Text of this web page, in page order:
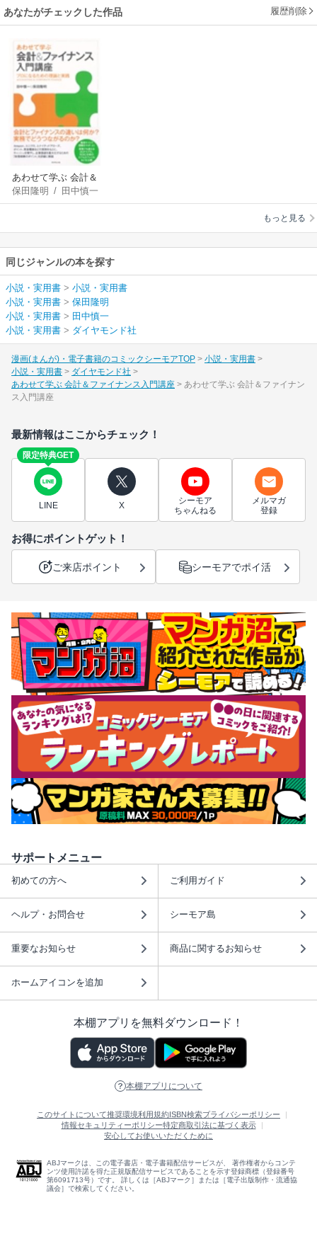
あなたがチェックした作品 履歴削除
あわせて学ぶ 会計＆
ファイナンス入門講
座
保田隆明 / 田中慎一
もっと見る
同じジャンルの本を探す
小説・実用書 > 小説・実用書
小説・実用書 > 保田隆明
小説・実用書 > 田中慎一
小説・実用書 > ダイヤモンド社
漫画(まんが)・電子書籍のコミックシーモアTOP
小説・実用書
小説・実用書
ダイヤモンド社
あわせて学ぶ 会計＆ファイナンス入門講座
あわせて学ぶ 会計＆ファイナン
ス入門講座
最新情報はここからチェック！
限定特典GET
LINE X
シーモア
ちゃんねる
メルマガ
登録
お得にポイントゲット！
ご来店ポイント シーモアでポイ活
サポートメニュー
初めての方へ ご利用ガイド
ヘルプ・お問合せ シーモア島
重要なお知らせ 商品に関するお知らせ
ホームアイコンを追加
本棚アプリを無料ダウンロード！
本棚アプリについて
このサイトについて推奨環境利用規約 ISBN検索プライバシーポリシー
情報セキュリティーポリシー特定商取引法に基づく表示
安心してお使いいただくために
ABJマークは、この電子書店・電子書籍配信サービスが、 著作権者からコンテ
ンツ使用許諾を得た正規版配信サービスであることを示す登録商標（登録番号
第6091713号）です。 詳しくは［ABJマーク］または［電子出版制作・流通協
議会］で検索してください。